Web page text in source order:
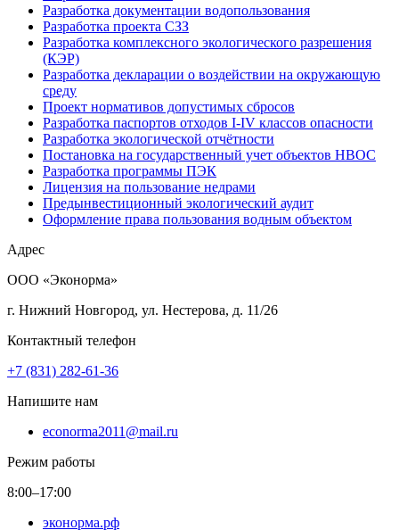
Разработка документации водопользования
Разработка проекта СЗЗ
Разработка комплексного экологического разрешения
(КЭР)
Разработка декларации о воздействии на окружающую
среду
Проект нормативов допустимых сбросов
Разработка паспортов отходов I-IV классов опасности
Разработка экологической отчётности
Постановка на государственный учет объектов НВОС
Разработка программы ПЭК
Лицензия на пользование недрами
Предынвестиционный экологический аудит
Оформление права пользования водным объектом
Адрес
ООО «Эконорма»
г. Нижний Новгород, ул. Нестерова, д. 11/26
Контактный телефон
+7 (831) 282-61-36
Напишите нам
econorma2011@mail.ru
Режим работы
8:00–17:00
эконорма.рф